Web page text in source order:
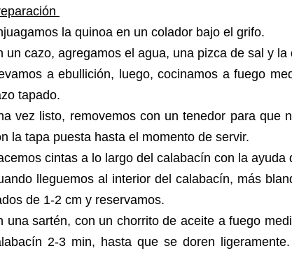
la quinoa en un colador bajo el grifo.
un cazo, agregamos el agua, una pizca de sal y la
a ebullición, luego, cocinamos a fuego
tapado.
vez listo, removemos con un tenedor para que
la tapa puesta hasta el momento de servir.
cintas a lo largo del calabacín con la ayuda
lleguemos al interior del calabacín, más
de 1-2 cm y reservamos.
una sartén, con un chorrito de aceite a fuego
2-3 min, hasta que se doren